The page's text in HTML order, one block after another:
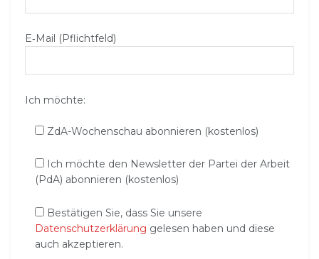
E‑Mail (Pflichtfeld)
Ich möchte:
ZdA-Wochenschau abonnieren (kostenlos)
Ich möchte den Newsletter der Partei der Arbeit
(PdA) abonnieren (kostenlos)
Bestätigen Sie, dass Sie unsere
Datenschutzerklärung gelesen haben und diese
auch akzeptieren.